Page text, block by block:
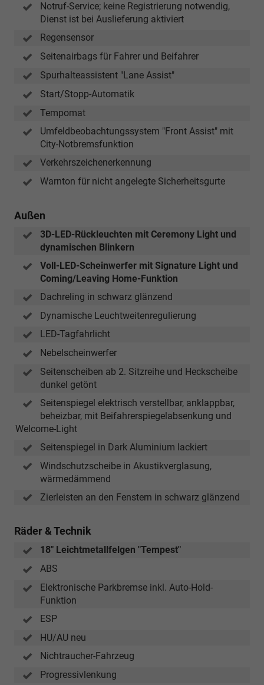
Notruf-Service; keine Registrierung notwendig,
Dienst ist bei Auslieferung aktiviert
Regensensor
Seitenairbags für Fahrer und Beifahrer
Spurhalteassistent "Lane Assist"
Start/Stopp-Automatik
Tempomat
Umfeldbeobachtungssystem "Front Assist" mit
City-Notbremsfunktion
Verkehrszeichenerkennung
Warnton für nicht angelegte Sicherheitsgurte
Außen
3D-LED-Rückleuchten mit Ceremony Light und
dynamischen Blinkern
Voll-LED-Scheinwerfer mit Signature Light und
Coming/Leaving Home-Funktion
Dachreling in schwarz glänzend
Dynamische Leuchtweitenregulierung
LED-Tagfahrlicht
Nebelscheinwerfer
Seitenscheiben ab 2. Sitzreihe und Heckscheibe
dunkel getönt
Seitenspiegel elektrisch verstellbar, anklappbar,
beheizbar, mit Beifahrerspiegelabsenkung und
Welcome-Light
Seitenspiegel in Dark Aluminium lackiert
Windschutzscheibe in Akustikverglasung,
wärmedämmend
Zierleisten an den Fenstern in schwarz glänzend
Räder & Technik
18" Leichtmetallfelgen "Tempest"
ABS
Elektronische Parkbremse inkl. Auto-Hold-
Funktion
ESP
HU/AU neu
Nichtraucher-Fahrzeug
Progressivlenkung